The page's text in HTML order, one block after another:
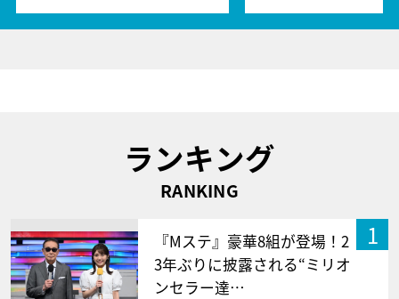
ランキング
RANKING
1
『Mステ』豪華8組が登場！2
3年ぶりに披露される“ミリオ
ンセラー達…